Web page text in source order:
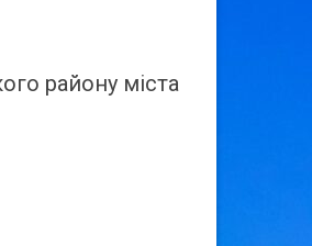
району міста